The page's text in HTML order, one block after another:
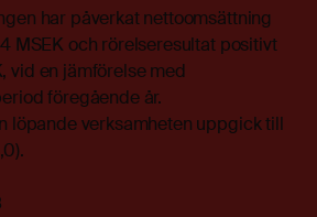
har påverkat nettoomsättning
MSEK och rörelseresultat positivt
vid en jämförelse med
föregående år.
löpande verksamheten uppgick till